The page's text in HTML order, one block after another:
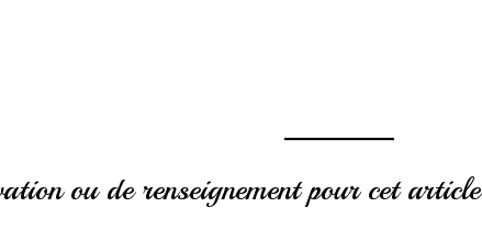
ou de renseignement pour cet article